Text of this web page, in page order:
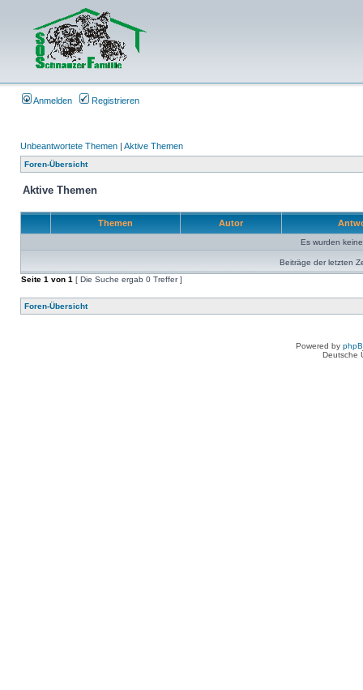
Anmelden Registrieren
Unbeantwortete Themen | Aktive Themen
Foren-Übersicht
Aktive Themen
Themen Autor
Es wurden
Beiträge der letzten
Seite 1 von 1 [ Die Suche ergab 0 Treffer ]
Foren-Übersicht
Powered by
Deutsche